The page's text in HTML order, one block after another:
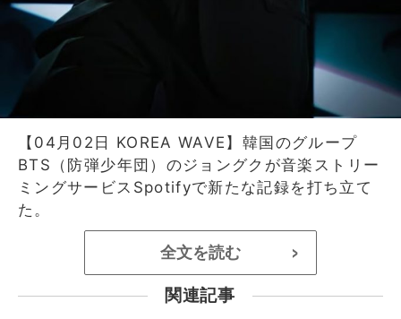
【04月02日 KOREA WAVE】韓国のグループ
BTS（防弾少年団）のジョングクが音楽ストリー
ミングサービスSpotifyで新たな記録を打ち立て
た。
全文を読む >
関連記事